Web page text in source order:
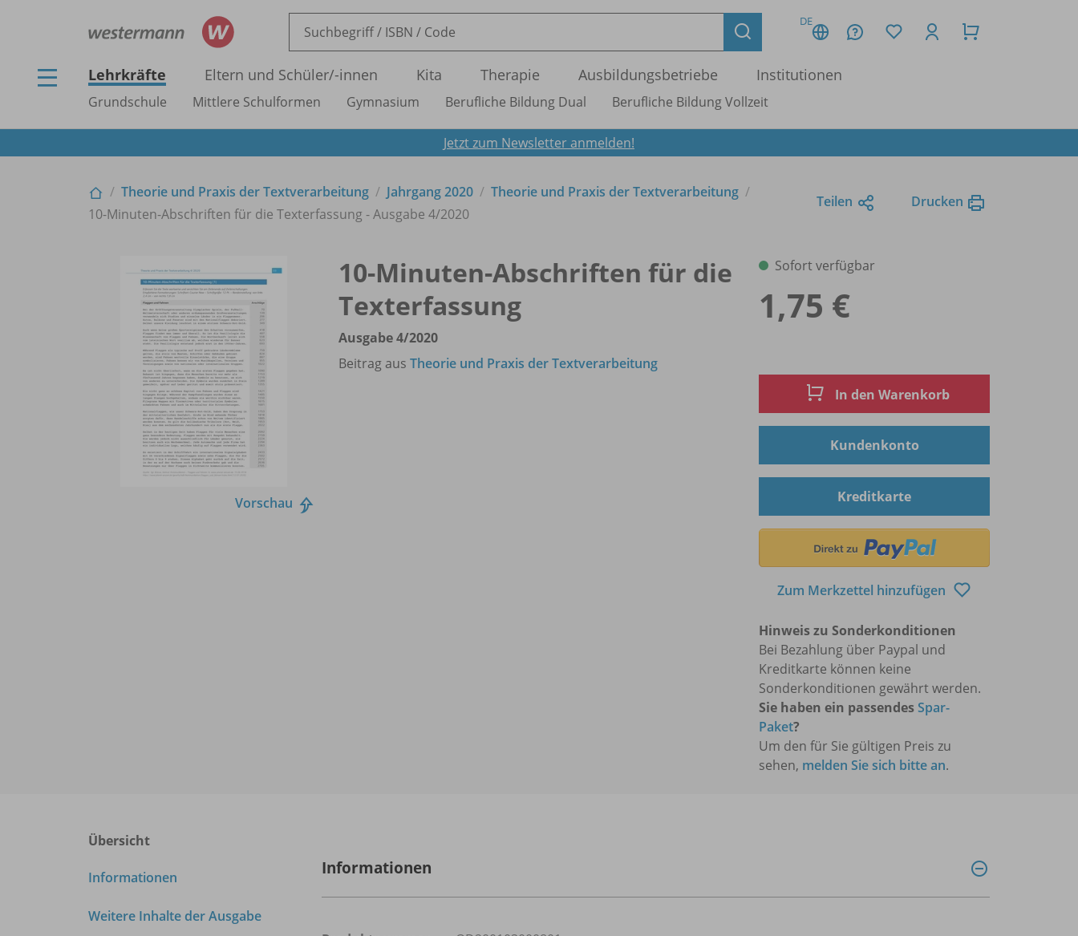
DE
Lehrkräfte Eltern und Schüler/-innen Kita Therapie Ausbildungsbetriebe Institutionen
Grundschule Mittlere Schulformen Gymnasium Berufliche Bildung Dual Berufliche Bildung Vollzeit
Jetzt zum Newsletter anmelden!
Theorie und Praxis der Textverarbeitung Jahrgang 2020
Theorie und Praxis der Textverarbeitung
10-Minuten-Abschriften für die Texterfassung - Ausgabe 4/2020
Teilen Drucken
Vorschau
10-Minuten-Abschriften für die
Texterfassung
Ausgabe 4/2020
Beitrag aus Theorie und Praxis der Textverarbeitung
Sofort verfügbar
1,75 €
In den Warenkorb
Kundenkonto
Kreditkarte
Zum Merkzettel hinzufügen
Hinweis zu Sonderkonditionen
Bei Bezahlung über Paypal und
Kreditkarte können keine
Sonderkonditionen gewährt werden.
Sie haben ein passendesSpar-
Paket?
Um den für Sie gültigen Preis zu
sehen, melden Sie sich bitte an.
Übersicht
Informationen
Weitere Inhalte der Ausgabe
Informationen